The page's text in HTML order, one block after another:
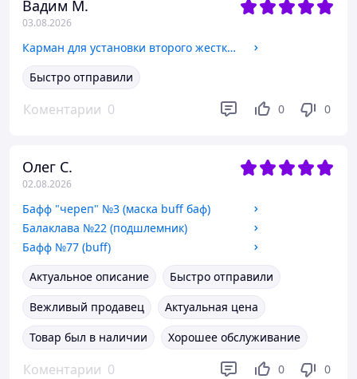
Вадим М.
03.08.2026
Карман для установки второго жесткого диска SATA в отсек DVD 12.7 мм SATA (optibay оптибей caddy) алюминий
Быстро отправили
Коментарии 0 0 0
Олег С.
02.08.2026
Бафф "череп" №3 (маска buff баф)
Балаклава №22 (подшлемник)
Бафф №77 (buff)
Актуальное описание
Быстро отправили
Вежливый продавец
Актуальная цена
Товар был в наличии
Хорошее обслуживание
Коментарии 0 0 0